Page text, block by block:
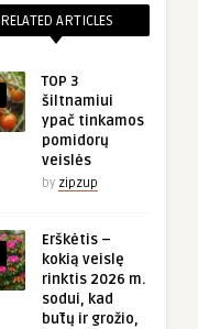
RELATED ARTICLES
TOP 3
šiltnamiui
ypač tinkamos
pomidorų
veislės
by zipzup
Erškėtis –
kokią veislę
rinktis 2026 m.
sodui, kad
būtų ir grožio,